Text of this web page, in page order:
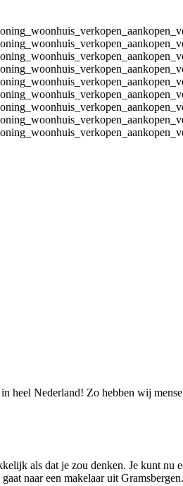
heel Nederland! Zo hebben wij
als dat je zou denken. Je kunt nu
naar een makelaar uit